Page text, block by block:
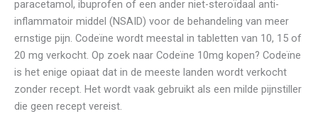
paracetamol, ibuprofen of een ander niet-steroïdaal anti-
inflammatoir middel (NSAID) voor de behandeling van meer
ernstige pijn. Codeïne wordt meestal in tabletten van 10, 15 of
20 mg verkocht. Op zoek naar Codeïne 10mg kopen? Codeïne
is het enige opiaat dat in de meeste landen wordt verkocht
zonder recept. Het wordt vaak gebruikt als een milde pijnstiller
die geen recept vereist.